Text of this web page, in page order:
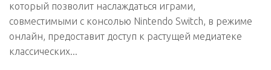
который позволит наслаждаться играми,
совместимыми с консолью Nintendo Switch, в режиме
онлайн, предоставит доступ к растущей медиатеке
классических...